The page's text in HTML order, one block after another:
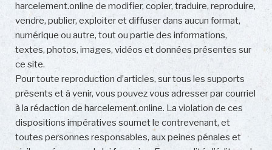
harcelement.online de modifier, copier, traduire, reproduire,
vendre, publier, exploiter et diffuser dans aucun format,
numérique ou autre, tout ou partie des informations,
textes, photos, images, vidéos et données présentes sur
ce site.
Pour toute reproduction d’articles, sur tous les supports
présents et à venir, vous pouvez vous adresser par courriel
à la rédaction de harcelement.online. La violation de ces
dispositions impératives soumet le contrevenant, et
toutes personnes responsables, aux peines pénales et